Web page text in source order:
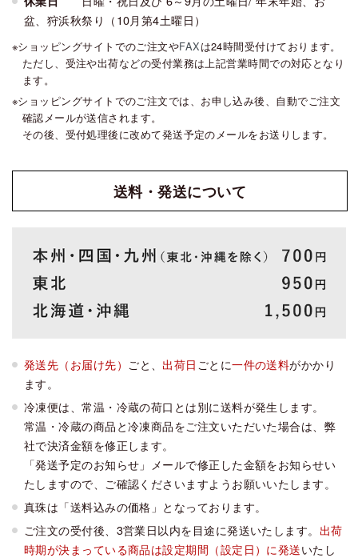
盆、狩浜秋祭り（10月第4土曜日）
ショッピングサイトでのご注文やFAXは24時間受付けております。
ただし、受注や出荷などの受付業務は上記営業時間での対応となり
ます。
ショッピングサイトでのご注文では、お申し込み後、自動でご注文
確認メールが送信されます。
その後、受付処理後に改めて発送予定のメールをお送りします。
送料・発送について
発送先（お届け先） ごと、出荷日 ごとに一件の送料がかかり
ます。
冷凍便は、常温・冷蔵の荷口とは別に送料が発生します。
常温・冷蔵の商品と冷凍商品をご注文いただいた場合は、弊
社で決済金額を修正します。
「発送予定のお知らせ」メールで修正した金額をお知らせい
たしますので、ご確認くださいますようお願いいたします。
真珠は「送料込みの価格」となっております。
ご注文の受付後、3営業日以内を目途に発送いたします。 出荷
時期が決まっている商品は設定期間（設定日）に発送いたし